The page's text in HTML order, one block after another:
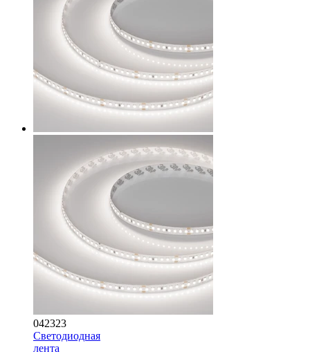
042323
Светодиодная
лента